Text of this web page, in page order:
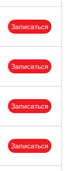
Записаться
Записаться
Записаться
Записаться